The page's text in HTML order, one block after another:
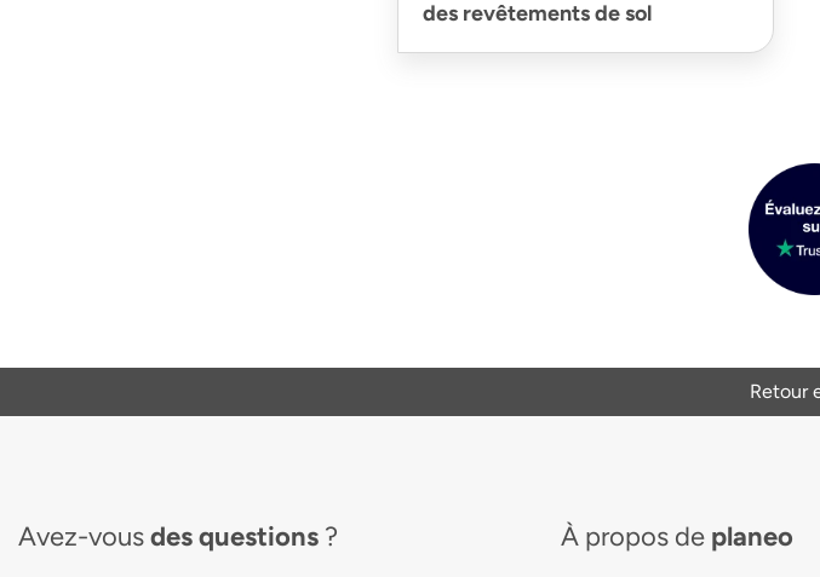
des revêtements de sol
Retour
Avez-vousdes questions ? À propos de planeo